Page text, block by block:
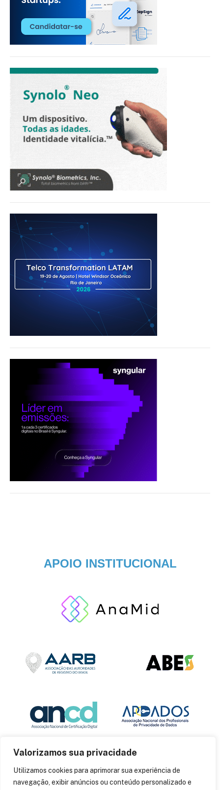
Valorizamos sua privacidade
Utilizamos cookies para aprimorar sua experiência de
navegação, exibir anúncios ou conteúdo personalizado e
APOIO INSTITUCIONAL